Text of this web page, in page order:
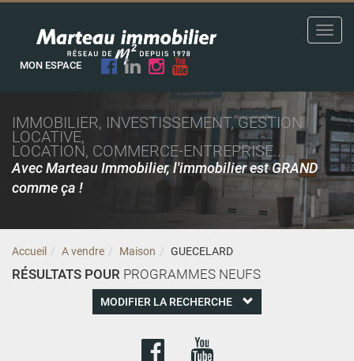
MON ESPACE
IMMOBILIER, INVESTISSEMENT, GESTION
LOCATIVE,
LOCATION, COMMERCE-ENTREPRISE...
Avec Marteau Immobilier, l'immobilier est GRAND
comme ça !
Accueil A vendre Maison GUECELARD
RÉSULTATS POUR PROGRAMMES NEUFS
MODIFIER LA RECHERCHE